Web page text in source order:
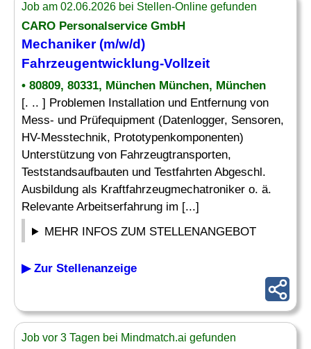
Job am 02.06.2026 bei Stellen-Online gefunden
CARO Personalservice GmbH
Mechaniker (m/w/d)
Fahrzeugentwicklung-Vollzeit
• 80809, 80331, München München, München
[. .. ] Problemen Installation und Entfernung von
Mess- und Prüfequipment (Datenlogger, Sensoren,
HV-Messtechnik, Prototypenkomponenten)
Unterstützung von Fahrzeugtransporten,
Teststandsaufbauten und Testfahrten Abgeschl.
Ausbildung als Kraftfahrzeugmechatroniker o. ä.
Relevante Arbeitserfahrung im [...]
MEHR INFOS ZUM STELLENANGEBOT
▶ Zur Stellenanzeige
Job vor 3 Tagen bei Mindmatch.ai gefunden